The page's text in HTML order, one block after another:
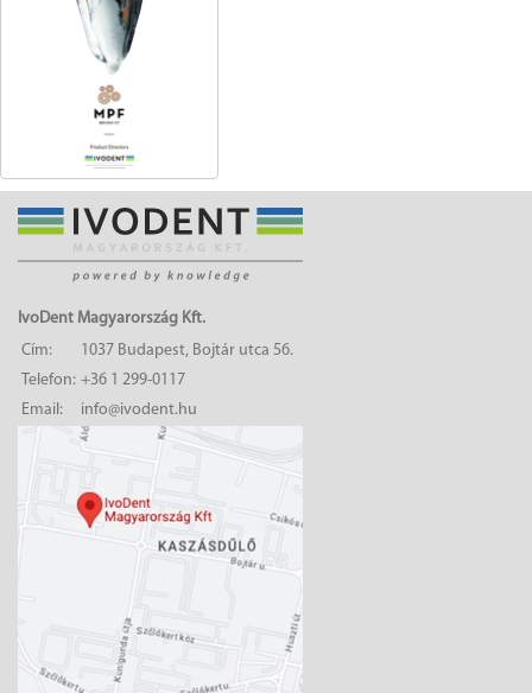
IvoDent Magyarország Kft.
Cím:
1037 Budapest, Bojtár utca 56.
Telefon: +36 1 299-0117
Email:
info@ivodent.hu